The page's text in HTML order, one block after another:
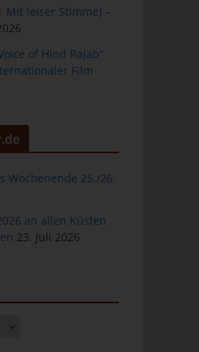
Mit leiser Stimme) –
of Hind Rajab“
Film
Wochenende 25./26.
an allen Küsten
23. Juli 2026